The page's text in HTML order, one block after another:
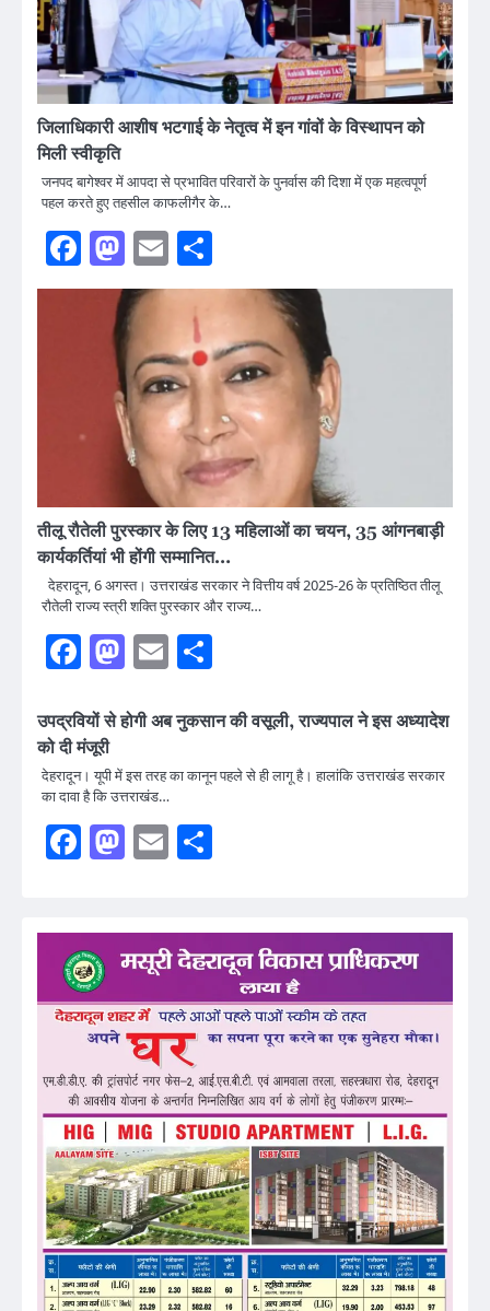
जिलाधिकारी आशीष भटगाई के नेतृत्व में इन गांवों के विस्थापन को
मिली स्वीकृति
जनपद बागेश्वर में आपदा से प्रभावित परिवारों के पुनर्वास की दिशा में एक महत्वपूर्ण
पहल करते हुए तहसील काफलीगैर के…
Facebook
Mastodon
Email
तीलू रौतेली पुरस्कार के लिए 13 महिलाओं का चयन, 35 आंगनबाड़ी
कार्यकर्तियां भी होंगी सम्मानित…
देहरादून, 6 अगस्त। उत्तराखंड सरकार ने वित्तीय वर्ष 2025-26 के प्रतिष्ठित तीलू
रौतेली राज्य स्त्री शक्ति पुरस्कार और राज्य…
Facebook
Mastodon
Email
उपद्रवियों से होगी अब नुकसान की वसूली, राज्यपाल ने इस अध्यादेश
को दी मंजूरी
देहरादून। यूपी में इस तरह का कानून पहले से ही लागू है। हालांकि उत्तराखंड सरकार
का दावा है कि उत्तराखंड…
Facebook
Mastodon
Email